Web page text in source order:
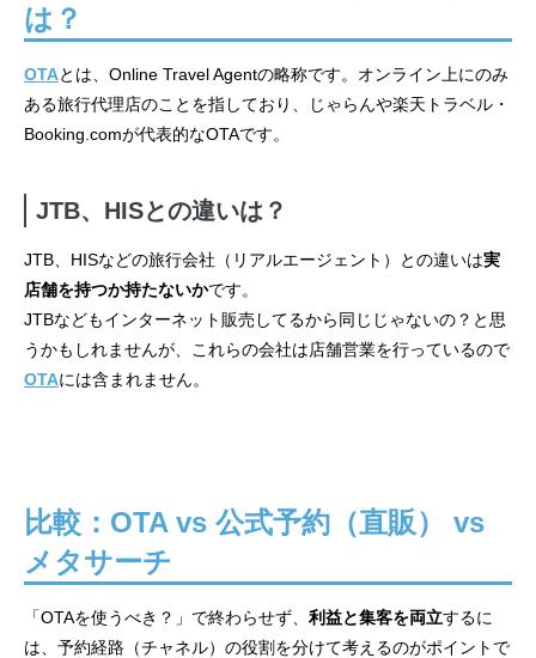
は？
OTAとは、Online Travel Agentの略称です。オンライン上にのみ
ある旅行代理店のことを指しており、じゃらんや楽天トラベル・
Booking.comが代表的なOTAです。
JTB、HISとの違いは？
JTB、HISなどの旅行会社（リアルエージェント）との違いは実
店舗を持つか持たないかです。
JTBなどもインターネット販売してるから同じじゃないの？と思
うかもしれませんが、これらの会社は店舗営業を行っているので
OTAには含まれません。
比較：OTA vs 公式予約（直販） vs
メタサーチ
「OTAを使うべき？」で終わらせず、 利益と集客を両立するに
は、予約経路（チャネル）の役割を分けて考えるのがポイントで